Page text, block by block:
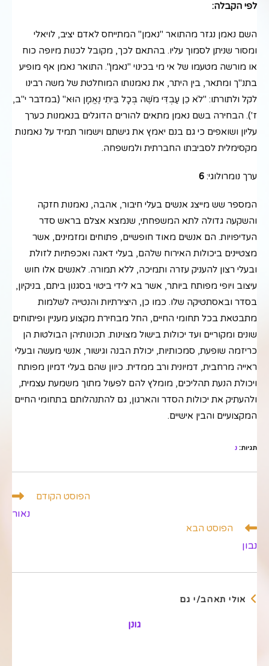
לפי הקבלה:
השם נאמן נגזר מהתואר "נאמן" המתייחס לאדם יציב, לויאלי
ומסור שניתן לסמוך עליו. בהתאם לכך, מקובל לכנות מיופה כוח
או מורשה מטעמו של אי מי בכינוי "נאמן". התואר נאמן אף מופיע
בתנ"ך ומתאר, בין היתר, את נאמנותו המוחלטת של משה רבינו
לקל ולתורתו: "לֹא כֵן עַבְדִּי מֹשֶׁה בְּכָל בֵּיתִי נֶאֱמָן הוּא" (במדבר י"ב,
ז'). הבחירה בשם נאמן מתאים להורים הדוגלים בנאמנות כערך
עליון ושואפים כי גם בנם יאמץ את גישתם וישמור תמיד על נאמנות
מקסימלית לסביבתו החברתית ולמשפחה.
ערך נומרולוגי: 6
המספר שש מייצג אנשים בעלי חיבור, אהבה, נאמנות חזקה
והשקעה גדולה לתא המשפחתי, שנמצא אצלם בראש סדר
העדיפויות. הם אנשים מאוד חופשיים, פתוחים ומזמינים, אשר
מצטיינים ביכולות האירוח שלהם, בעלי דאגה ואכפתיות לזולת
ובעלי רצון להעניק עזרה ותמיכה, ללא תמורה. לאנשים אלו חוש
עיצוב ויופי מפותח ביותר, אשר בא לידי ביטוי בסגנון ביתם, בניקיון,
בסדר ובאסתטיקה שלו. כמו כן, היצירתיות והנטייה לשלמות
מתבטאת בכל תחומי החיים, החל מבחירת מקצוע מעניין ופיתוחים
שונים ומקוריים ועד יכולות בישול מצוינות. תכונותיהן הבולטות הן
כריזמה שופעת, סמכותיות, יכולת הבנה וגישור, אנשי מעשה ובעלי
ראייה מרחבית, דמיונית ורב ממדית. כיוון שהם בעלי דמיון מפותח
ויכולת הנעת תהליכים, מומלץ להם לפעול מתוך משמעת עצמית,
ולהעתיק את יכולות הסדר והארגון, גם להתנהלותם בתחומי החיים
המקצועיים והבין אישיים.
תגיות: נ
הפוסט הקודם
נאור
הפוסט הבא
נבון
אולי תאהב/י גם
גונן